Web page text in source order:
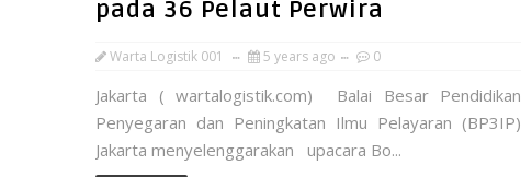
pada 36 Pelaut Perwira
Warta Logistik 001 5 years ago 0
Jakarta ( wartalogistik.com) Balai Besar Pendidikan
Penyegaran dan Peningkatan Ilmu Pelayaran (BP3IP)
Jakarta menyelenggarakan upacara Bo...